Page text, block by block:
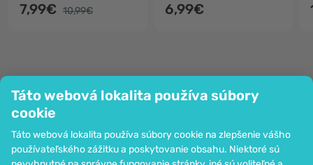
Táto webová lokalita používa súbory
cookie
Táto webová lokalita používa súbory cookie na zlepšenie vášho
používateľského zážitku a poskytovanie obsahu. Niektoré sú
7,99€ 10,99€ 6,99€
Spoločnosť
Informácie
Pripoj sa k nám
Pomoc a objednávky